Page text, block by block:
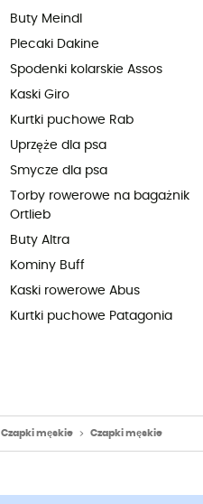
Buty Meindl
Plecaki Dakine
Spodenki kolarskie Assos
Kaski Giro
Kurtki puchowe Rab
Uprzęże dla psa
Smycze dla psa
Torby rowerowe na bagażnik
Ortlieb
Buty Altra
Kominy Buff
Kaski rowerowe Abus
Kurtki puchowe Patagonia
Czapki męskie Czapki męskie